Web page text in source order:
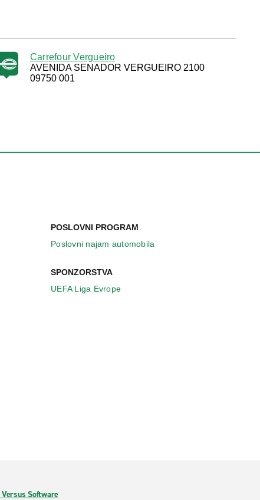
Carrefour Vergueiro
AVENIDA SENADOR VERGUEIRO 2100
09750 001
POSLOVNI PROGRAM
Poslovni najam automobila
SPONZORSTVA
UEFA Liga Evrope
Versus Software